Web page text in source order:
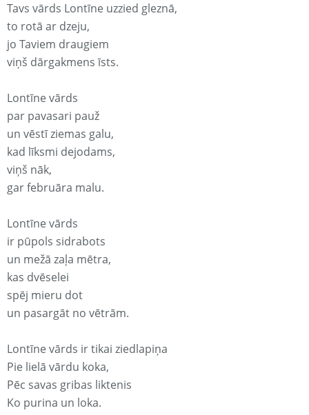
Tavs vārds Lontīne uzzied gleznā,
to rotā ar dzeju,
jo Taviem draugiem
viņš dārgakmens īsts.
Lontīne vārds
par pavasari pauž
un vēstī ziemas galu,
kad līksmi dejodams,
viņš nāk,
gar februāra malu.
Lontīne vārds
ir pūpols sidrabots
un mežā zaļa mētra,
kas dvēselei
spēj mieru dot
un pasargāt no vētrām.
Lontīne vārds ir tikai ziedlapiņa
Pie lielā vārdu koka,
Pēc savas gribas liktenis
Ko purina un loka.